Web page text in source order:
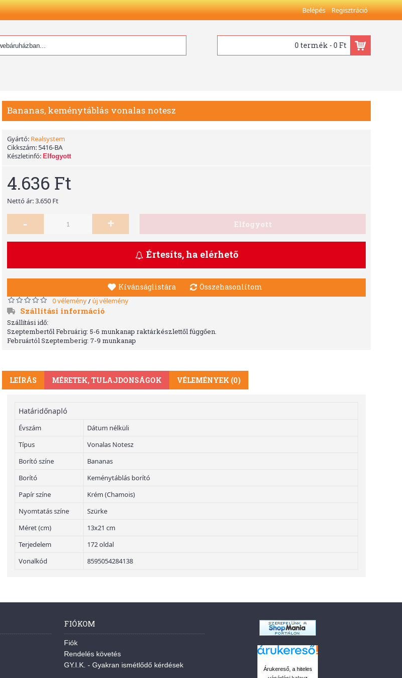
Belépés Regisztráció
0 termék - 0 Ft
Bananas, keménytáblás vonalas notesz
Gyártó: Realsystem
Cikkszám: 5416-BA
Készletinfó: Elfogyott
4.636 Ft
Nettó ár: 3.650 Ft
- + Elfogyott
Értesíts, ha elérhető
Kívánságlistára Összehasonlítom
0 vélemény/ új vélemény
Szállítási információ
Szállítási idő:
Szeptembertől Februárig: 5-6 munkanap raktárkészlettől függően.
Februártól Szeptemberig: 7-9 munkanap
LEÍRÁS MÉRETEK, TULAJDONSÁGOK VÉLEMÉNYEK (0)
Határidőnapló
Évszám
Dátum nélküli
Típus
Vonalas Notesz
Borító színe
Bananas
Borító
Keménytáblás borító
Papír színe
Krém (Chamois)
Nyomtatás színe
Szürke
Méret (cm)
13x21 cm
Terjedelem
172 oldal
Vonalkód
8595054284138
FIÓKOM
Fiók
Rendelés követés
GY.I.K. - Gyakran ismétlődő kérdések
Árukereső, a hiteles